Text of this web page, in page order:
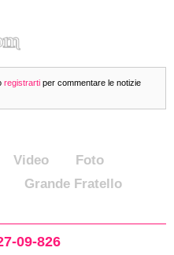
registrarti per commentare le notizie
Video
Foto
Grande Fratello
09-826